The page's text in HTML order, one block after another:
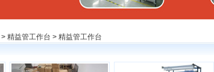
> 精益管工作台 > 精益管工作台